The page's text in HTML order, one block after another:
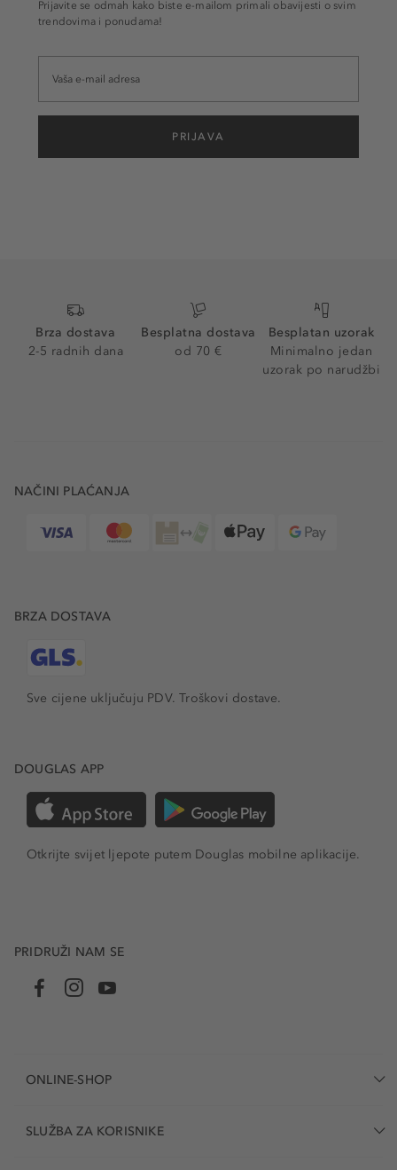
Prijavite se odmah kako biste e-mailom primali obavijesti o svim
trendovima i ponudama!
PRIJAVA
Brza dostava
2-5 radnih dana
Besplatna dostava
od 70 €
Besplatan uzorak
Minimalno jedan
uzorak po narudžbi
NAČINI PLAĆANJA
BRZA DOSTAVA
Sve cijene uključuju PDV.Troškovi dostave.
DOUGLAS APP
Otkrijte svijet ljepote putem Douglas mobilne aplikacije.
PRIDRUŽI NAM SE
ONLINE-SHOP
SLUŽBA ZA KORISNIKE